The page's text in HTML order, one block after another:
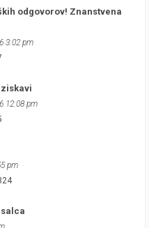
odgovorov! Znanstvena
3:02 pm
12:08 pm
pm